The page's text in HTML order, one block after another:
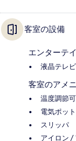
客室の設備
エンターテ
液晶テレビ
客室のアメ
温度調節
電気ポット
スリッパ
アイロン /